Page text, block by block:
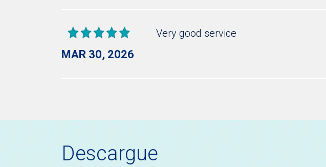
MAR 30, 2026
Very good service
Descargue